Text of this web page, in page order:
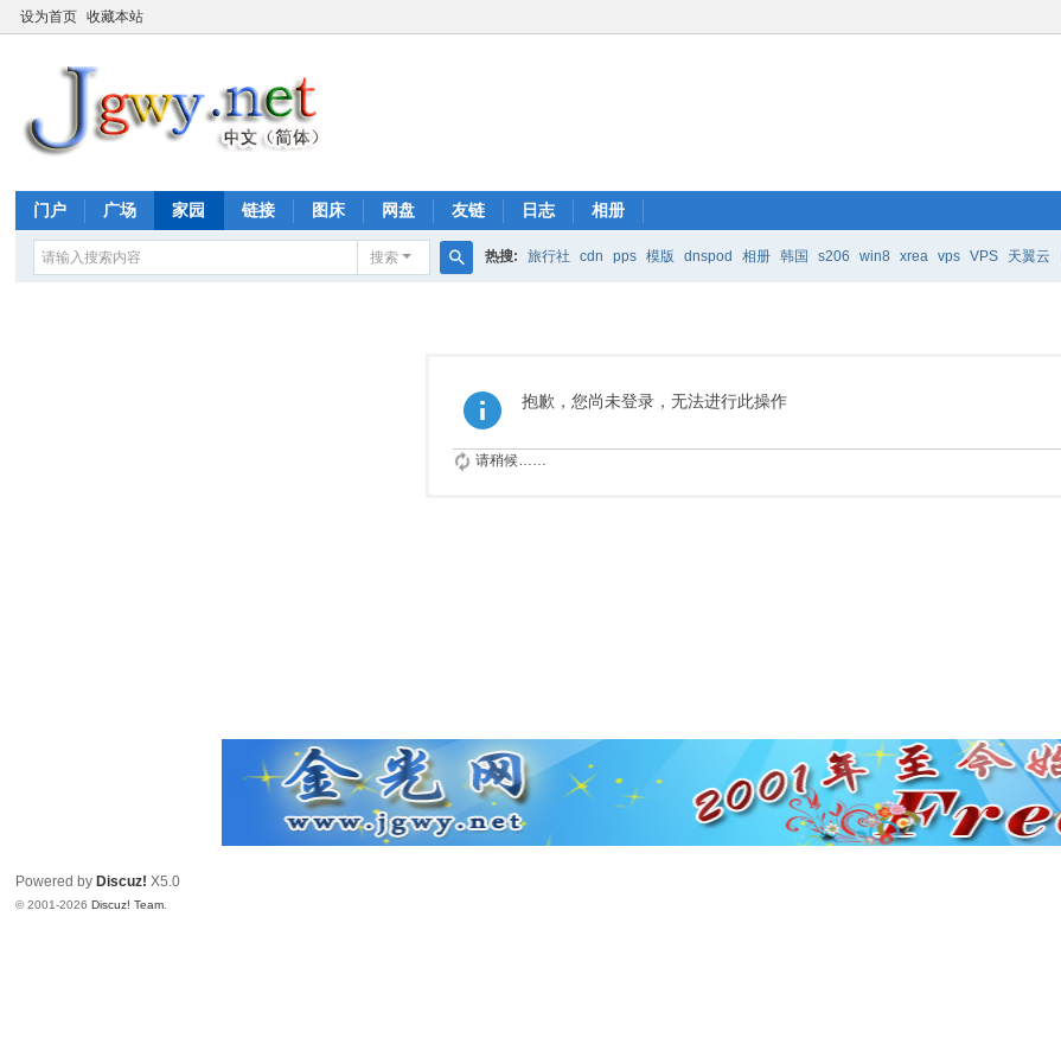
设为首页 收藏本站
门户 广场 家园 链接 图床 网盘 友链 日志 相册
搜索 热搜: 旅行社 cdn pps 模版 dnspod 相册 韩国 s206 win8 xrea vps VPS 天翼云
抱歉，您尚未登录，无法进行此操作
请稍候……
Powered by Discuz! X5.0
© 2001-2026Discuz! Team